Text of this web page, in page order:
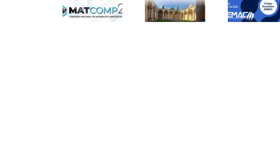
Congreso
SAMPE
colabora con
EXPOQUIMIA